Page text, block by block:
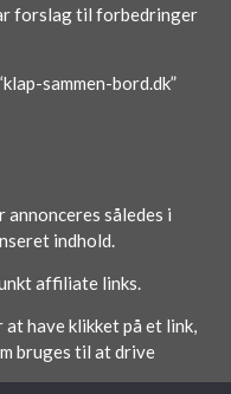
forslag til forbedringer
sammen-bord.dk”
således i
indhold.
affiliate links.
have klikket på et link,
bruges til at drive